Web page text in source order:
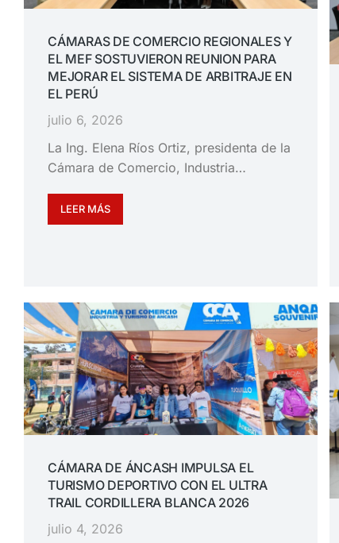
CÁMARAS DE COMERCIO REGIONALES Y
EL MEF SOSTUVIERON REUNION PARA
MEJORAR EL SISTEMA DE ARBITRAJE EN
EL PERÚ
julio 6, 2026
La Ing. Elena Ríos Ortiz, presidenta de la
Cámara de Comercio, Industria…
LEER MÁS
CÁMARA DE ÁNCASH IMPULSA EL
TURISMO DEPORTIVO CON EL ULTRA
TRAIL CORDILLERA BLANCA 2026
julio 4, 2026